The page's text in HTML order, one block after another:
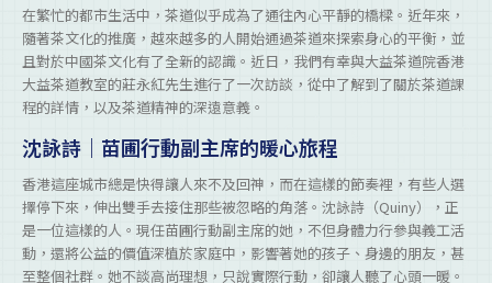
在繁忙的都市生活中，茶道似乎成為了通往內心平靜的橋樑。近年來，
隨著茶文化的推廣，越來越多的人開始通過茶道來探索身心的平衡，並
且對於中國茶文化有了全新的認識。近日，我們有幸與大益茶道院香港
大益茶道教室的莊永紅先生進行了一次訪談，從中了解到了關於茶道課
程的詳情，以及茶道精神的深遠意義。
沈詠詩｜苗圃行動副主席的暖心旅程
香港這座城市總是快得讓人來不及回神，而在這樣的節奏裡，有些人選
擇停下來，伸出雙手去接住那些被忽略的角落。沈詠詩（Quiny），正
是一位這樣的人。現任苗圃行動副主席的她，不但身體力行參與義工活
動，還將公益的價值深植於家庭中，影響著她的孩子、身邊的朋友，甚
至整個社群。她不談高尚理想，只說實際行動，卻讓人聽了心頭一暖。